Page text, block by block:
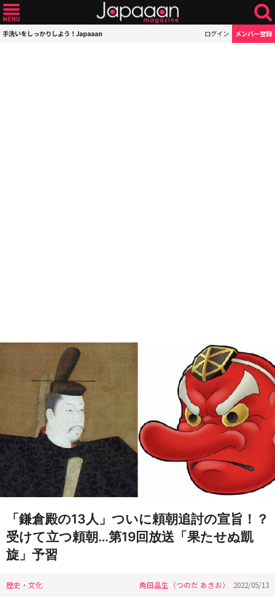
手洗いをしっかりしよう！Japaaan ログイン メンバー登録
「鎌倉殿の13人」ついに頼朝追討の宣旨！？
受けて立つ頼朝…第19回放送「果たせぬ凱
旋」予習
歴史・文化 角田晶生（つのだ あきお） 2022/05/13